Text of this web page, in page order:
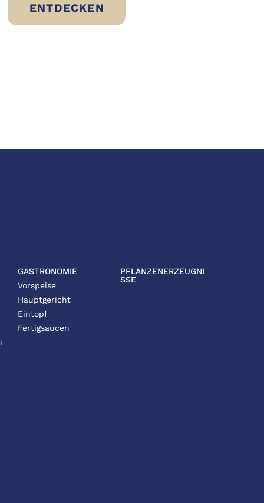
ENTDECKEN
BRESÌ VOM RIND: EINE NEUE ART VON
GASTRONOMIE
Vorspeise
Hauptgericht
Eintopf
Fertigsaucen
PFLANZENERZEUGNI
SSE